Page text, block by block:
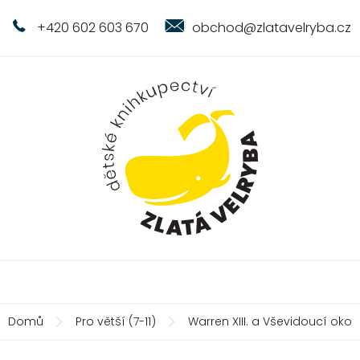
+420 602 603 670 obchod@zlatavelryba.cz
Domů Pro větší (7-11) Warren XIII. a Vševidoucí oko